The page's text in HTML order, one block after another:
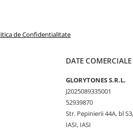
de Confidentialitate
DATE COMERCIALE
GLORYTONES S.R.L.
J2025089335001
52939870
Str. Pepinierii 44A, bl
IASI, IASI